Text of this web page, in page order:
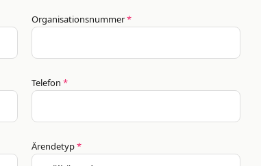
Organisationsnummer*
Telefon *
Ärendetyp*